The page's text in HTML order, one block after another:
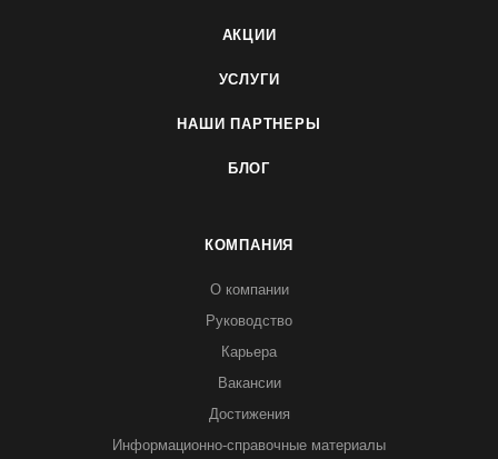
АКЦИИ
УСЛУГИ
НАШИ ПАРТНЕРЫ
БЛОГ
КОМПАНИЯ
О компании
Руководство
Карьера
Вакансии
Достижения
Информационно-справочные материалы